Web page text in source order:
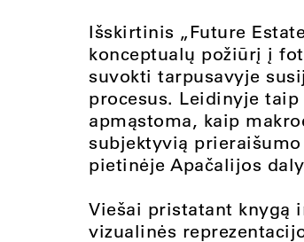
Išskirtinis „Future
konceptualų požiūrį į
suvokti tarpusavyje
procesus. Leidinyje
apmąstoma, kaip
subjektyvią
pietinėje Apačalijos
Viešai pristatant knygą
vizualinės